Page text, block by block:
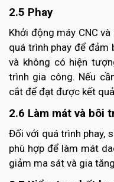
2.5 Phay
Khởi động máy CNC
quá trình phay để đảm
và không có hiện
trình gia công. Nếu
cắt để đạt được kết
2.6 Làm mát và bôi
Đối với quá trình phay,
phù hợp để làm mát
giảm ma sát và gia